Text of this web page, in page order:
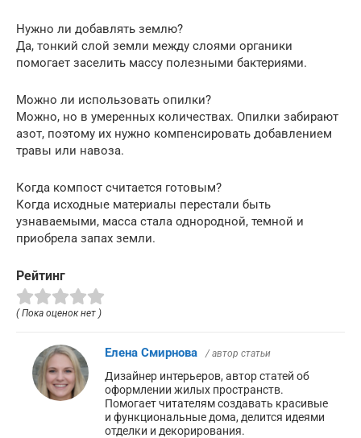
Нужно ли добавлять землю?
Да, тонкий слой земли между слоями органики
помогает заселить массу полезными бактериями.
Можно ли использовать опилки?
Можно, но в умеренных количествах. Опилки забирают
азот, поэтому их нужно компенсировать добавлением
травы или навоза.
Когда компост считается готовым?
Когда исходные материалы перестали быть
узнаваемыми, масса стала однородной, темной и
приобрела запах земли.
Рейтинг
( Пока оценок нет )
Елена Смирнова / автор статьи
Дизайнер интерьеров, автор статей об
оформлении жилых пространств.
Помогает читателям создавать красивые
и функциональные дома, делится идеями
отделки и декорирования.